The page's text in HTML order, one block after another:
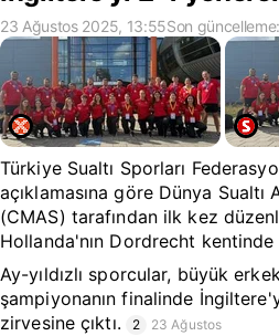
23 Ağustos 2025, 13:55Son
Türkiye Sualtı Sporları
açıklamasına göre Dünya
(CMAS) tarafından ilk kez
Hollanda'nın Dordrecht kentinde
Ay-yıldızlı sporcular, büyük
şampiyonanın finalinde
zirvesine çıktı.
2 23 Ağustos